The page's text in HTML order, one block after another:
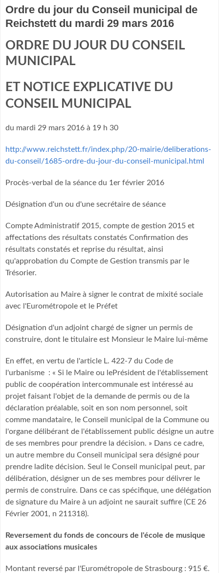
Ordre du jour du Conseil municipal de
Reichstett du mardi 29 mars 2016
ORDRE DU JOUR DU CONSEIL
MUNICIPAL
ET NOTICE EXPLICATIVE DU
CONSEIL MUNICIPAL
du mardi 29 mars 2016 à 19 h 30
http://www.reichstett.fr/index.php/20-mairie/deliberations-
du-conseil/1685-ordre-du-jour-du-conseil-municipal.html
Procès-verbal de la séance du 1er février 2016
Désignation d'un ou d'une secrétaire de séance
Compte Administratif 2015, compte de gestion 2015 et
affectations des résultats constatés Confirmation des
résultats constatés et reprise du résultat, ainsi
qu'approbation du Compte de Gestion transmis par le
Trésorier.
Autorisation au Maire à signer le contrat de mixité sociale
avec l'Eurométropole et le Préfet
Désignation d'un adjoint chargé de signer un permis de
construire, dont le titulaire est Monsieur le Maire lui-même
En effet, en vertu de l'article L. 422-7 du Code de
l'urbanisme : « Si le Maire ou lePrésident de l'établissement
public de coopération intercommunale est intéressé au
projet faisant l'objet de la demande de permis ou de la
déclaration préalable, soit en son nom personnel, soit
comme mandataire, le Conseil municipal de la Commune ou
l'organe délibérant de l'établissement public désigne un autre
de ses membres pour prendre la décision. » Dans ce cadre,
un autre membre du Conseil municipal sera désigné pour
prendre ladite décision. Seul le Conseil municipal peut, par
délibération, désigner un de ses membres pour délivrer le
permis de construire. Dans ce cas spécifique, une délégation
de signature du Maire à un adjoint ne saurait suffire (CE 26
Février 2001, n 211318).
Reversement du fonds de concours de l'école de musique
aux associations musicales
Montant reversé par l'Eurométropole de Strasbourg : 915 €.